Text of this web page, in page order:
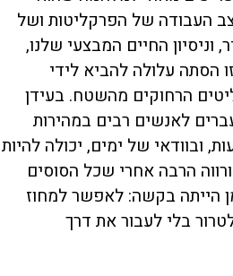
העבודה של הפרקליטות ושל
וניסיון החיים המבצעי שלנו,
הסתה עלולה להביא לידי
הרחוקים מהשטח. בעידן
לאנשים רבים במהירות
ובוודאי של ימים, יכולה להיות
הרבה אחרי שכל הסוסים
הייתה בקשה: לאפשר למחוז
בלי לעבור את דרך